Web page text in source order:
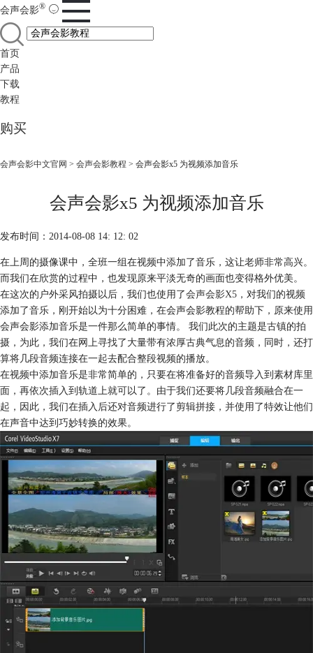
会声会影®
首页
产品
下载
教程
购买
会声会影中文官网 > 会声会影教程 > 会声会影x5 为视频添加音乐
会声会影x5 为视频添加音乐
发布时间：2014-08-08 14: 12: 02
在上周的摄像课中，全班一组在视频中添加了音乐，这让老师非常高兴。
而我们在欣赏的过程中，也发现原来平淡无奇的画面也变得格外优美。
在这次的户外采风拍摄以后，我们也使用了会声会影X5 ，对我们的视频
添加了音乐，刚开始以为十分困难，在会声会影教程的帮助下，原来使用
会声会影添加音乐是一件那么简单的事情。 我们此次的主题是古镇的拍
摄，为此，我们在网上寻找了大量带有浓厚古典气息的音频，同时，还打
算将几段音频连接在一起去配合整段视频的播放。
在视频中添加音乐是非常简单的，只要在将准备好的音频导入到素材库里
面，再依次插入到轨道上就可以了。由于我们还要将几段音频融合在一
起，因此，我们在插入后还对音频进行了剪辑拼接，并使用了特效让他们
在声音中达到巧妙转换的效果。